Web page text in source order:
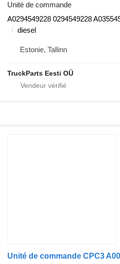
Unité de commande
A0294549228 0294549228
diesel
Estonie, Tallinn
TruckParts Eesti OÜ